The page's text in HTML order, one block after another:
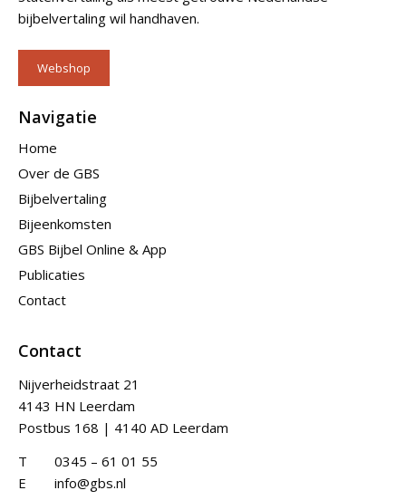
bijbelvertaling wil handhaven.
Webshop
Navigatie
Home
Over de GBS
Bijbelvertaling
Bijeenkomsten
GBS Bijbel Online & App
Publicaties
Contact
Contact
Nijverheidstraat 21
4143 HN Leerdam
Postbus 168 | 4140 AD Leerdam
T
0345 – 61 01 55
E
info@gbs.nl